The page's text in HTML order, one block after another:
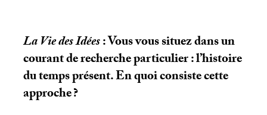
La Vie des Idées: Vous vous situez dans un
courant de recherche particulier : l’histoire
du temps présent. En quoi consiste cette
approche?